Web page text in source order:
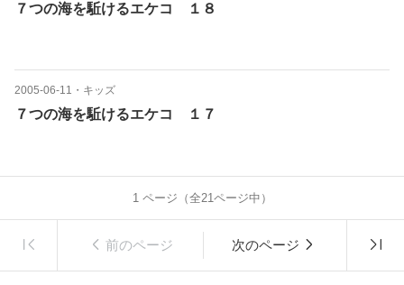
７つの海を駈けるエケコ １８
2005-06-11 ・ キッズ
７つの海を駈けるエケコ １７
1ページ（全21ページ中）
前のページ 次のページ